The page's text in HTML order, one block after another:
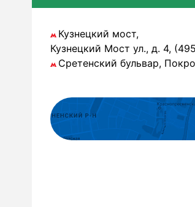
Кузнецкий мост,
Кузнецкий Мост ул., д. 4,
Сретенский бульвар,